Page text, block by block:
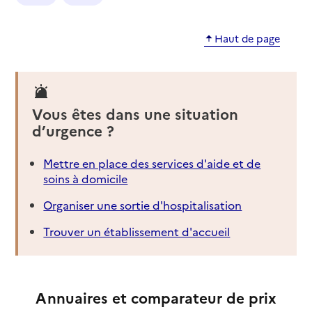
Haut de page
Vous êtes dans une situation
d’urgence ?
Mettre en place des services d'aide et de
soins à domicile
Organiser une sortie d'hospitalisation
Trouver un établissement d'accueil
Annuaires et comparateur de prix